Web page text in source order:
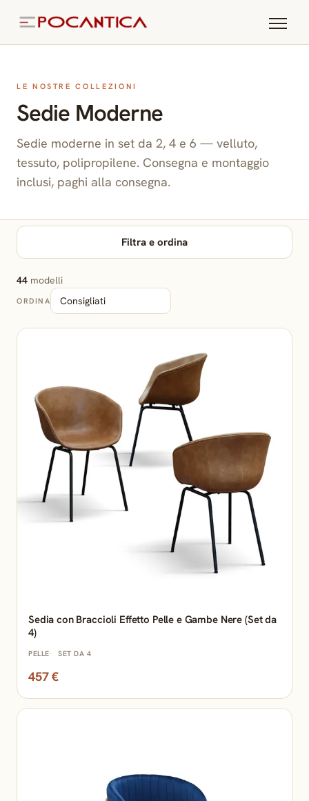
LE NOSTRE COLLEZIONI
Sedie Moderne
Sedie moderne in set da 2, 4 e 6 — velluto,
tessuto, polipropilene. Consegna e montaggio
inclusi, paghi alla consegna.
Filtra e ordina
44 modelli
ORDINA
Sedia con Braccioli Effetto Pelle e Gambe Nere (Set da
4)
PELLE SET DA 4
457 €